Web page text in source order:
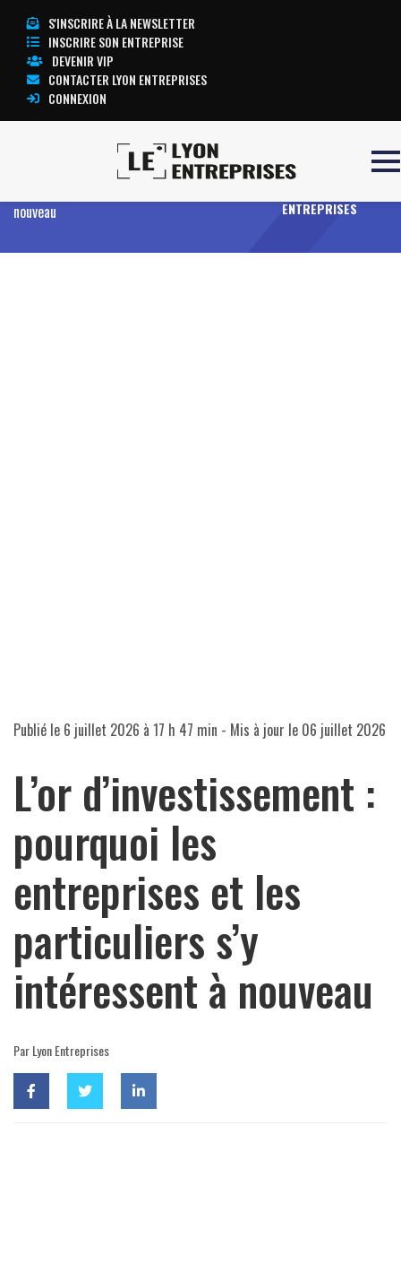
S'INSCRIRE À LA NEWSLETTER
INSCRIRE SON ENTREPRISE
DEVENIR VIP
CONTACTER LYON ENTREPRISES
CONNEXION
L’or d’investissement : pourquoi les
nouveau
TOUTE
ENTREPRISES
Publié le 6 juillet 2026 à 17 h 47 min - Mis à jour le 06 juillet 2026
L’or d’investissement :
pourquoi les
entreprises et les
particuliers s’y
intéressent à nouveau
Par Lyon Entreprises